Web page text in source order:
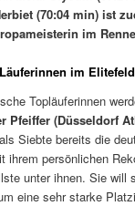
(70:04 min) ist
im
im
Topläuferinnen
Pfeiffer (Düsseldorf
Siebte bereits die
ihrem persönlichen
unter ihnen. Sie will
eine sehr starke